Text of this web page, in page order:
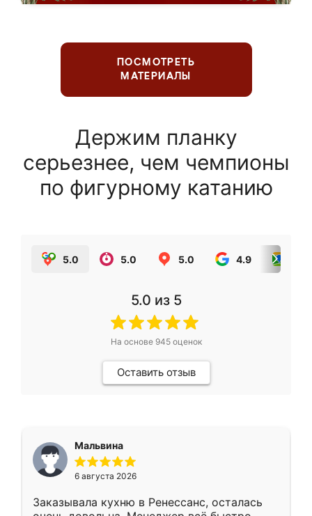
ПОСМОТРЕТЬ
МАТЕРИАЛЫ
Держим планку
серьезнее, чем чемпионы
по фигурному катанию
5.0 5.0 5.0 4.9
5.0 из 5
На основе 945оценок
Оставить отзыв
Мальвина
6 августа 2026
Заказывала кухню в Ренессанс, осталась